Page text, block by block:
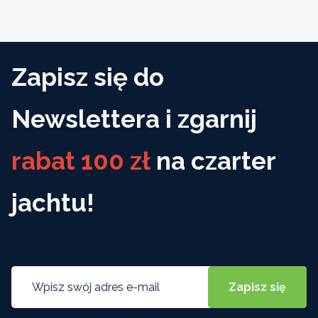
Zapisz się do
Newslettera i zgarnij
rabat 100 zł na czarter
jachtu!